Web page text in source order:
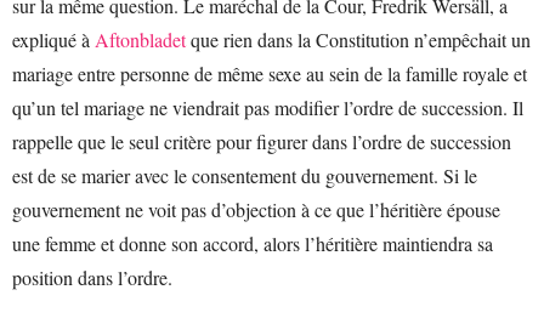
sur la même question. Le maréchal de la Cour, Fredrik Wersäll, a
expliqué àAftonbladetque rien dans la Constitution n’empêchait un
mariage entre personne de même sexe au sein de la famille royale et
qu’un tel mariage ne viendrait pas modifier l’ordre de succession. Il
rappelle que le seul critère pour figurer dans l’ordre de succession
est de se marier avec le consentement du gouvernement. Si le
gouvernement ne voit pas d’objection à ce que l’héritière épouse
une femme et donne son accord, alors l’héritière maintiendra sa
position dans l’ordre.